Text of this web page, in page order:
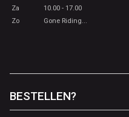
Za
10.00 - 17.00
Zo
Gone Riding...
BESTELLEN?